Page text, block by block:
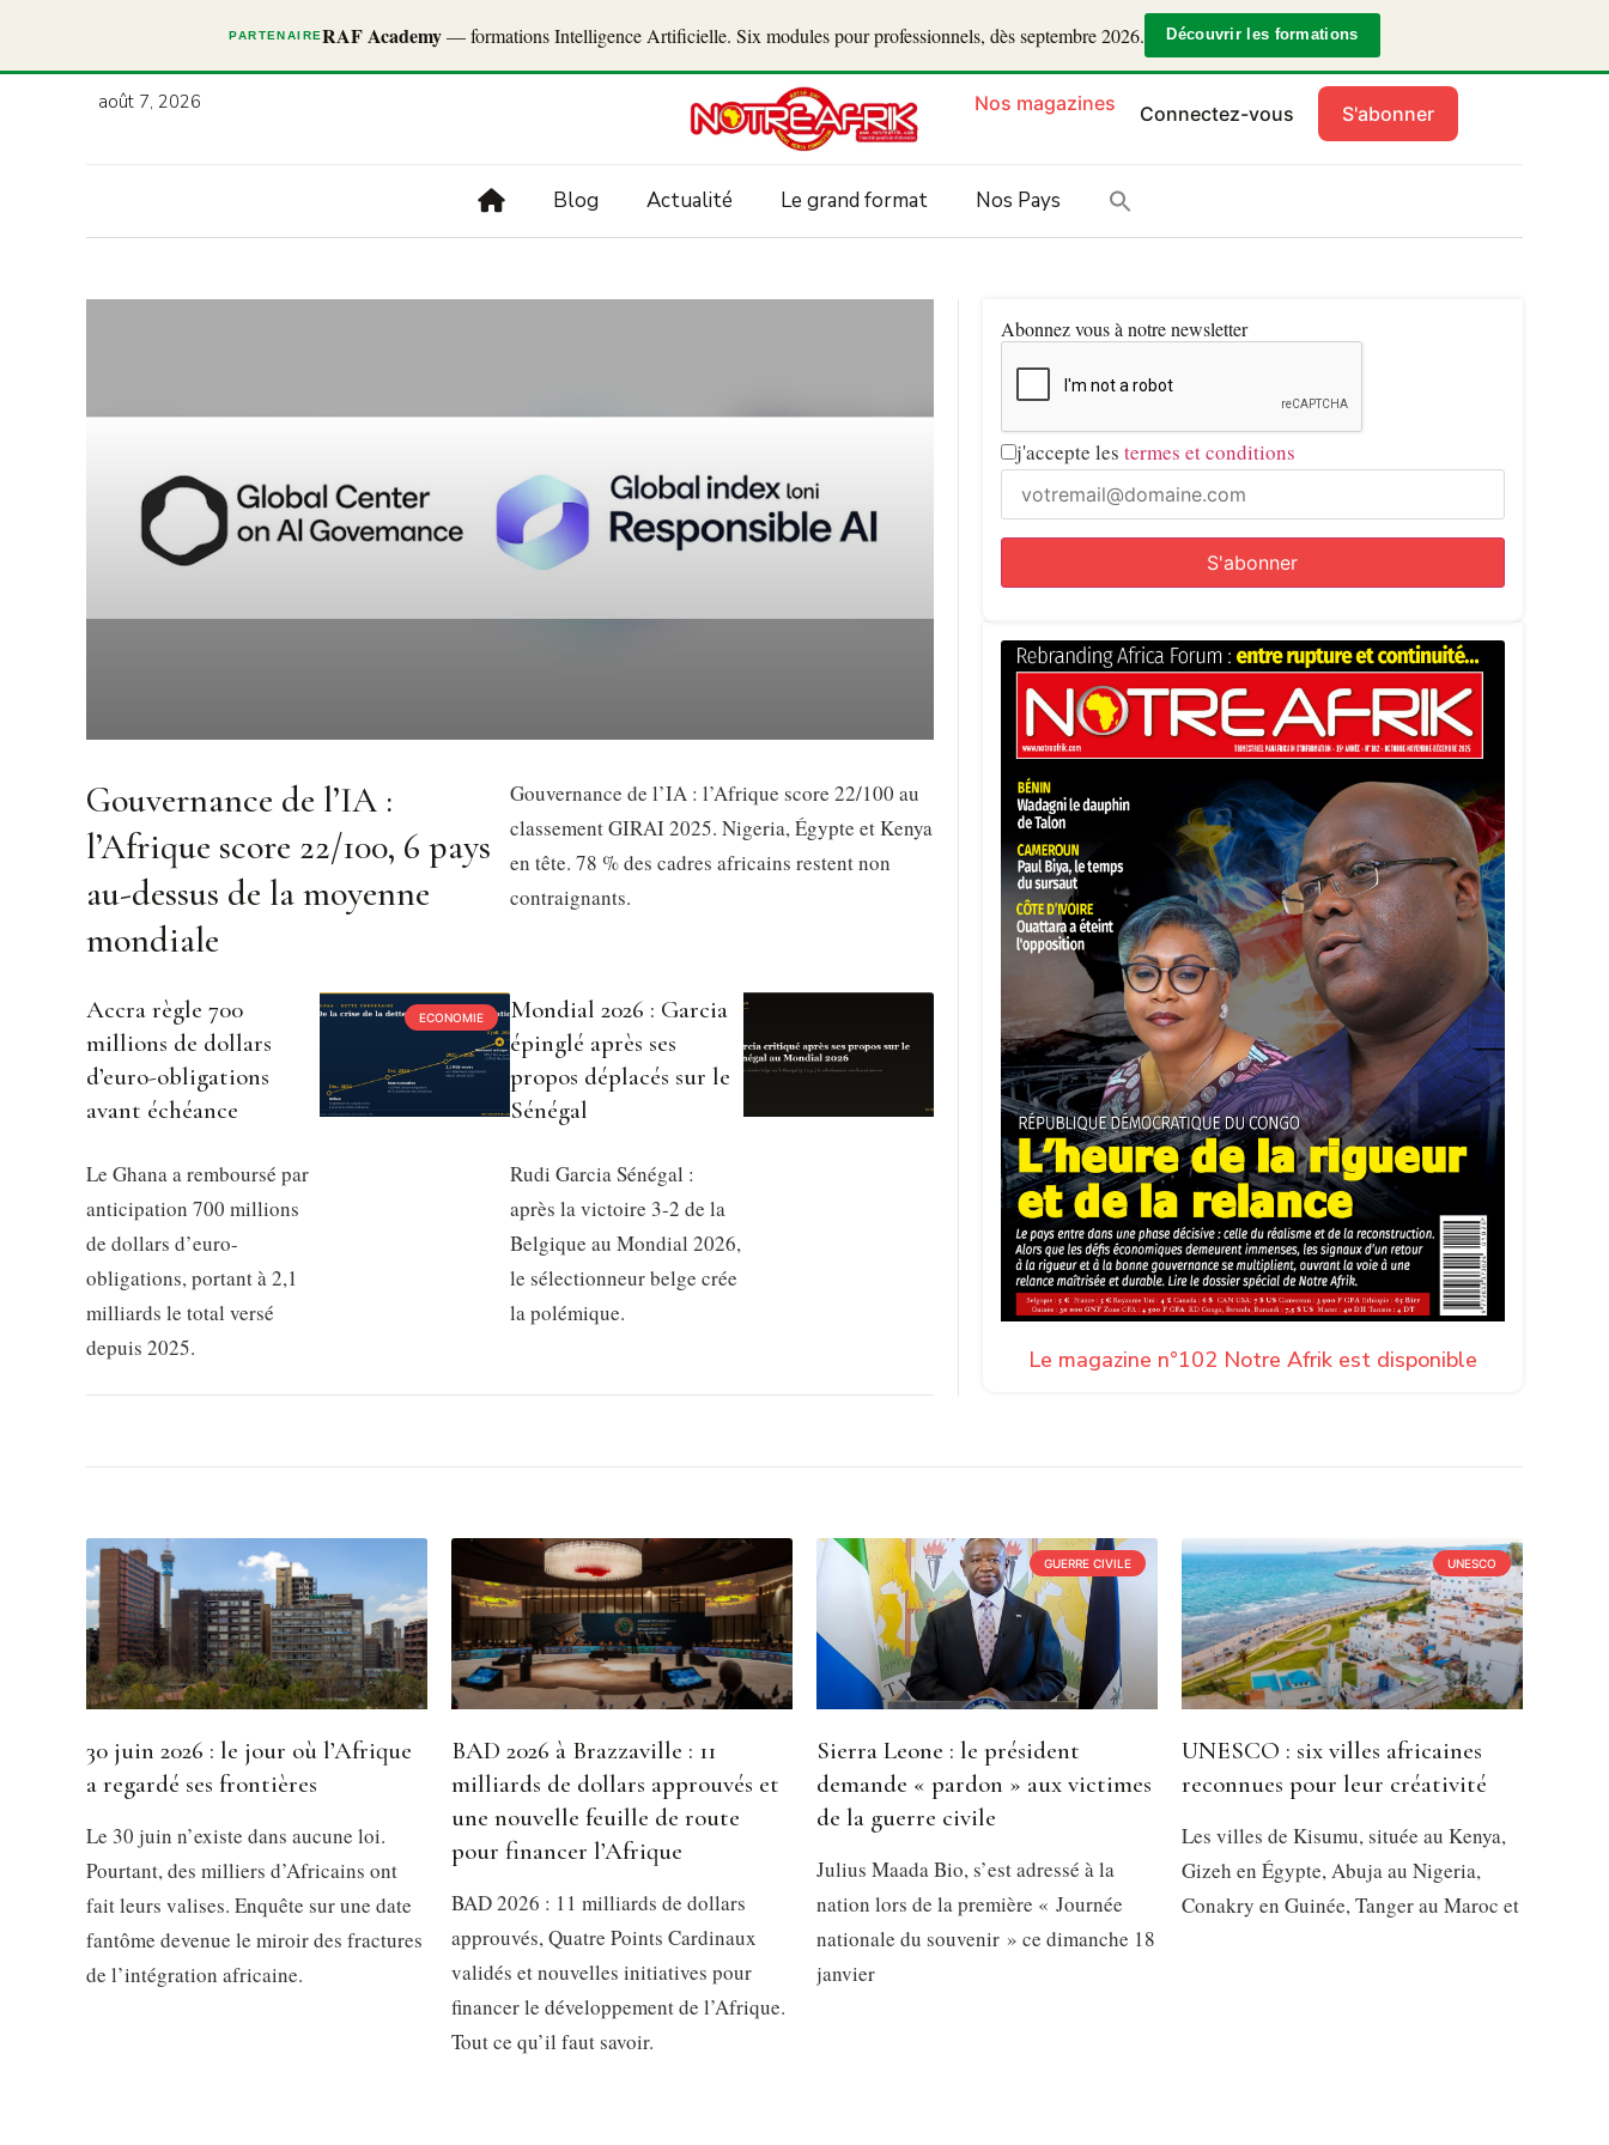
PARTENAIRERAF Academy— formations Intelligence Artificielle. Six modules pour professionnels, dès septembre 2026. Découvrir les formations
août 7, 2026 Nos magazines Connectez-vous S'abonner
Blog Actualité Le grand format Nos Pays
Gouvernance de l’IA :
l’Afrique score 22/100, 6 pays
au-dessus de la moyenne
mondiale
Gouvernance de l’IA : l’Afrique score 22/100 au
classement GIRAI 2025. Nigeria, Égypte et Kenya
en tête. 78 % des cadres africains restent non
contraignants.
ECONOMIE
Accra règle 700
millions de dollars
d’euro-obligations
avant échéance
Le Ghana a remboursé par
anticipation 700 millions
de dollars d’euro-
obligations, portant à 2,1
milliards le total versé
depuis 2025.
Mondial 2026 : Garcia
épinglé après ses
propos déplacés sur le
Sénégal
Rudi Garcia Sénégal :
après la victoire 3-2 de la
Belgique au Mondial 2026,
le sélectionneur belge crée
la polémique.
Abonnez vous à notre newsletter
j'accepte les termes et conditions
Le magazine n°102 Notre Afrik est disponible
30 juin 2026 : le jour où l’Afrique
a regardé ses frontières
Le 30 juin n’existe dans aucune loi.
Pourtant, des milliers d’Africains ont
fait leurs valises. Enquête sur une date
fantôme devenue le miroir des fractures
de l’intégration africaine.
BAD 2026 à Brazzaville : 11
milliards de dollars approuvés et
une nouvelle feuille de route
pour financer l’Afrique
BAD 2026 : 11 milliards de dollars
approuvés, Quatre Points Cardinaux
validés et nouvelles initiatives pour
financer le développement de l’Afrique.
Tout ce qu’il faut savoir.
GUERRE CIVILE
Sierra Leone : le président
demande « pardon » aux victimes
de la guerre civile
Julius Maada Bio, s’est adressé à la
nation lors de la première « Journée
nationale du souvenir » ce dimanche 18
janvier
UNESCO
UNESCO : six villes africaines
reconnues pour leur créativité
Les villes de Kisumu, située au Kenya,
Gizeh en Égypte, Abuja au Nigeria,
Conakry en Guinée, Tanger au Maroc et